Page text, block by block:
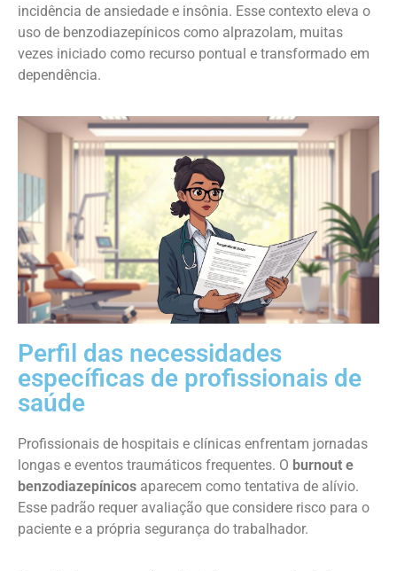
incidência de ansiedade e insônia. Esse contexto eleva o
uso de benzodiazepínicos como alprazolam, muitas
vezes iniciado como recurso pontual e transformado em
dependência.
Perfil das necessidades
específicas de profissionais de
saúde
Profissionais de hospitais e clínicas enfrentam jornadas
longas e eventos traumáticos frequentes. O burnout e
benzodiazepínicos aparecem como tentativa de alívio.
Esse padrão requer avaliação que considere risco para o
paciente e a própria segurança do trabalhador.